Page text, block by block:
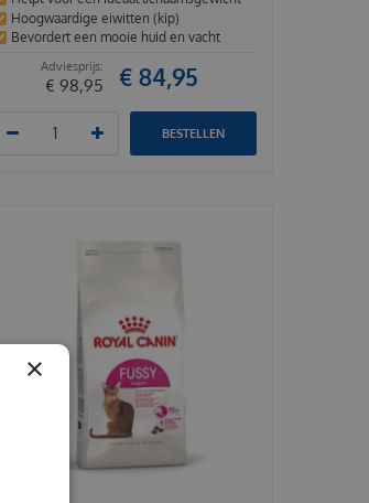
Hoogwaardige eiwitten (kip)
Bevordert een mooie huid en vacht
€ 98,95 € 84,95
BESTELLEN
×